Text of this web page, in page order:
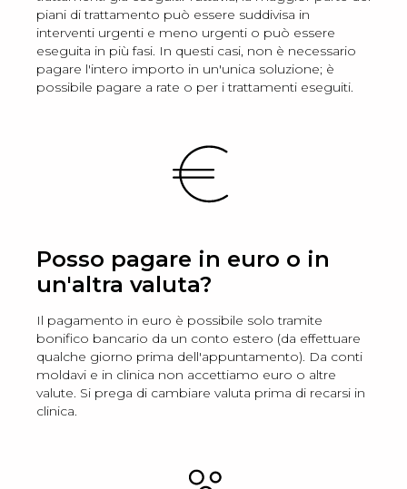
piani di trattamento può essere suddivisa in
interventi urgenti e meno urgenti o può essere
eseguita in più fasi. In questi casi, non è necessario
pagare l'intero importo in un'unica soluzione; è
possibile pagare a rate o per i trattamenti eseguiti.
Posso pagare in euro o in
un'altra valuta?
Il pagamento in euro è possibile solo tramite
bonifico bancario da un conto estero (da effettuare
qualche giorno prima dell'appuntamento). Da conti
moldavi e in clinica non accettiamo euro o altre
valute. Si prega di cambiare valuta prima di recarsi in
clinica.